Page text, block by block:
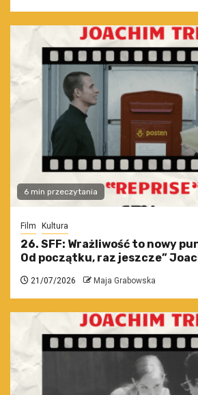
6 min przeczytania
Film Kultura
26. SFF: Wrażliwość to nowy
Od początku, raz jeszcze”
21/07/2026 Maja Grabowska